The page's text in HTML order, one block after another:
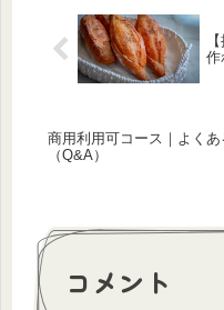
作
商用利用可コース｜よくあ
（Q&A）
コメント